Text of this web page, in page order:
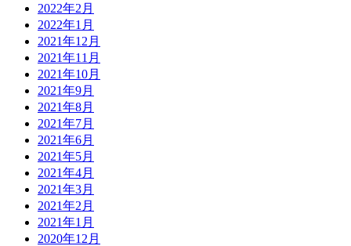
2022年2月
2022年1月
2021年12月
2021年11月
2021年10月
2021年9月
2021年8月
2021年7月
2021年6月
2021年5月
2021年4月
2021年3月
2021年2月
2021年1月
2020年12月